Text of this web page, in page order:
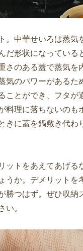
。中華せいろは蒸気
だ形状になっている
さのある蓋で蒸気を
気のパワーがあるた
ことができ、フタが
料理に落ちないのも
きに蓋を鍋敷き代わ
ットをあえてあげる
うか。デメリットを
勝つはず。ぜひ収納
い。